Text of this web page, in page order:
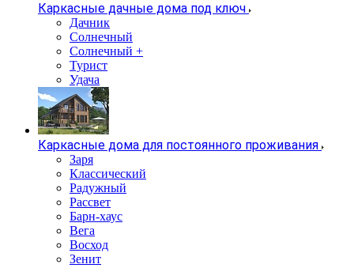
Каркасные дачные дома под ключ
Дачник
Солнечный
Солнечный +
Турист
Удача
Каркасные дома для постоянного проживания
Заря
Классический
Радужный
Рассвет
Барн-хаус
Вега
Восход
Зенит